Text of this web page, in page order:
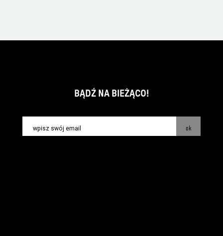
BĄDŹ NA BIEŻĄCO!
ok